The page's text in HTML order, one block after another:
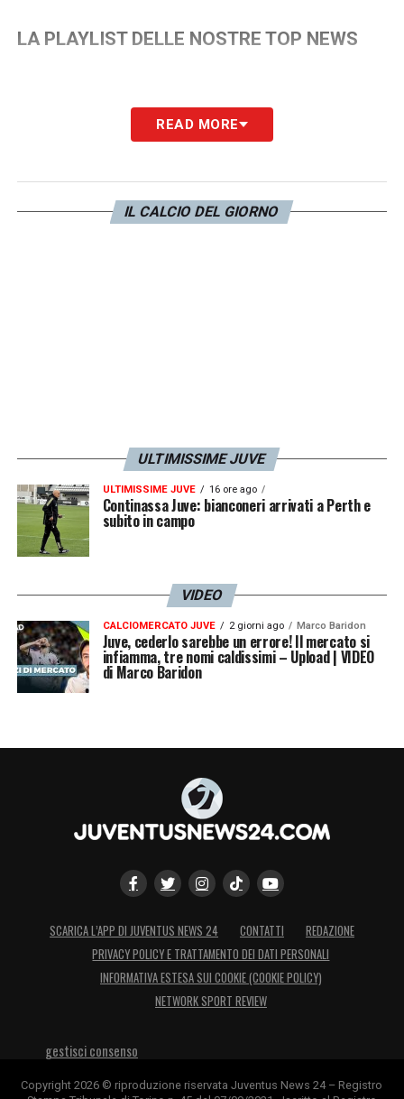
LA PLAYLIST DELLE NOSTRE TOP NEWS
READ MORE
IL CALCIO DEL GIORNO
ULTIMISSIME JUVE
ULTIMISSIME JUVE 16 ore ago
Continassa Juve: bianconeri arrivati a Perth e
subito in campo
VIDEO
CALCIOMERCATO JUVE 2 giorni ago Marco Baridon
Juve, cederlo sarebbe un errore! Il mercato si
infiamma, tre nomi caldissimi – Upload | VIDEO
di Marco Baridon
SCARICA L’APP DI JUVENTUS NEWS 24 CONTATTI
REDAZIONE
PRIVACY POLICY E TRATTAMENTO DEI DATI PERSONALI
INFORMATIVA ESTESA SUI COOKIE (COOKIE POLICY)
NETWORK SPORT REVIEW
gestisci consenso
Copyright 2026 © riproduzione riservata Juventus News 24 – Registro